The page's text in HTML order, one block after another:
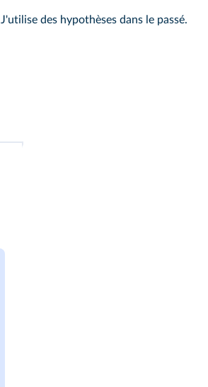
J'utilise des hypothèses dans le passé.